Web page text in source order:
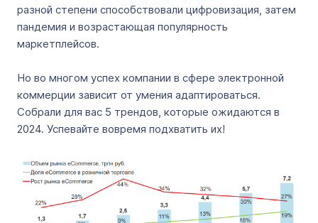
разной степени способствовали цифровизация, затем
пандемия и возрастающая популярность
маркетплейсов.
Но во многом успех компании в сфере электронной
коммерции зависит от умения адаптироваться.
Собрали для вас 5 трендов, которые ожидаются в
2024. Успевайте вовремя подхватить их!